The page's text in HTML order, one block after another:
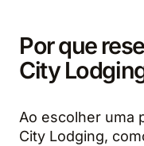
Por que
City
Ao escolher uma
City Lodging,